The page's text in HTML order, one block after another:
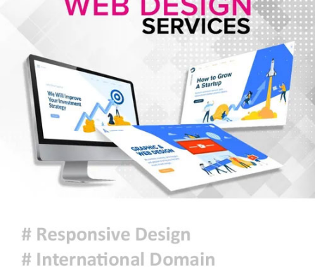
গোপালগঞ্জে ১৫ আগস্ট পর্যন্ত নিরাপত্তা
জোরদার, ৫ প্লাটুন বিজিবি মোতায়েন
আরেকটি বিপ্লব আসন্ন, সেই বিপ্লবের জন্য
আমি দেশবাসীকে প্রস্তুতি নেওয়ার আহ্বান
জানাচ্ছি- ডা. শফিকুর রহমান
জুলাই গণঅভ্যুত্থান দিবসে রাজশাহীতে
স্মৃতিস্তম্ভে শ্রদ্ধাঞ্জলি
‘জুলাই গণঅভ্যুত্থান স্মৃতি জাদুঘর’
উদ্বোধন করলেন প্রধানমন্ত্রী